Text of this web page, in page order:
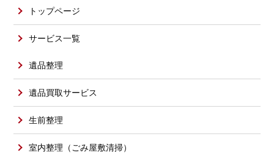
トップページ
サービス一覧
遺品整理
遺品買取サービス
生前整理
室内整理（ごみ屋敷清掃）